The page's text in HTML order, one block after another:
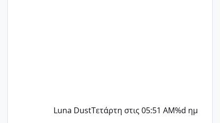
Luna DustΤετάρτη στις 05:51 AM%d ημ